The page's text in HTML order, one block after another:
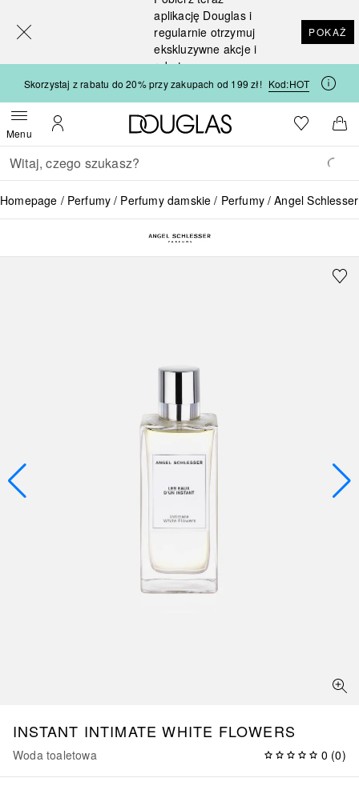
aplikację Douglas i
regularnie otrzymuj
ekskluzywne akcje i
rabaty
POKAŻ
Skorzystaj z rabatu do 20% przy zakupach od 199 zł! Kod:HOT
MenuOtwórz menuMoje konto
Strona główna Douglas
Do listyDo
Wracać
Wykonaj wyszukiwanie
Homepage Perfumy Perfumy damskie Perfumy Angel
INSTANT INTIMATE WHITE FLOWERS
Woda toaletowa 0 (0)
[navigation.slideout.screenreader]